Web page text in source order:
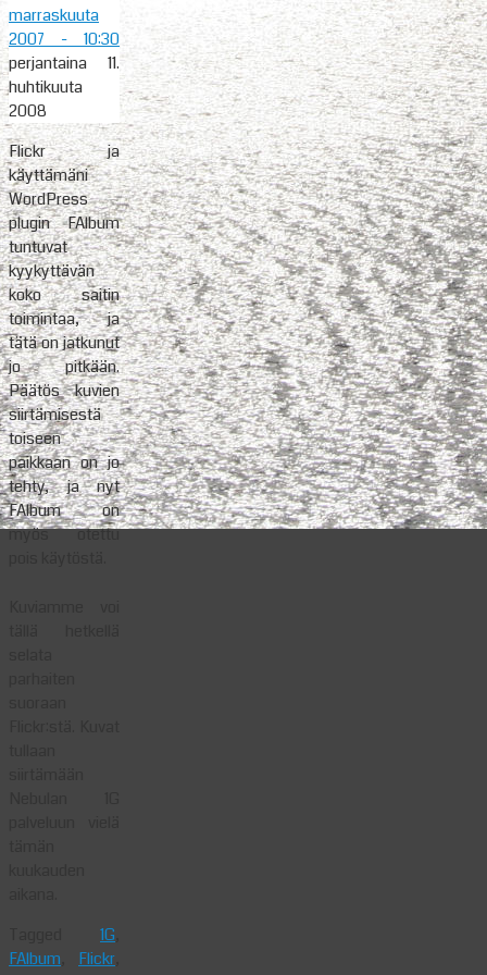
marraskuuta
2007
- 10:30
perjantaina 11.
huhtikuuta
2008
Flickr ja
käyttämäni
WordPress
plugin FAlbum
tuntuvat
kyykyttävän
koko saitin
toimintaa, ja
tätä on jatkunut
jo pitkään.
Päätös kuvien
siirtämisestä
toiseen
paikkaan on jo
tehty, ja nyt
FAlbum on
myös otettu
1G
FAlbum
Flickr